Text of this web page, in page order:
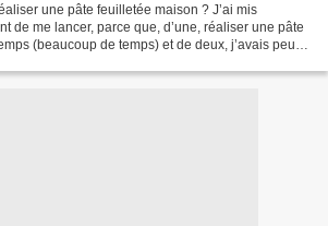
une pâte feuilletée maison ? J’ai mis
de me lancer, parce que, d’une, réaliser une pâte
(beaucoup de temps) et de deux, j’avais peur